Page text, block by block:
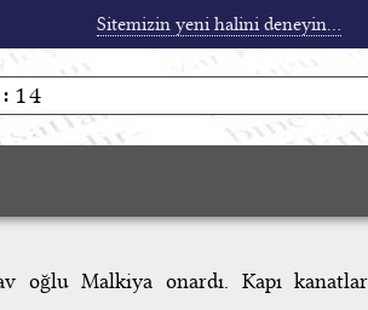
Sitemizin yeni halini deneyin...
oğlu Malkiya onardı. Kapı